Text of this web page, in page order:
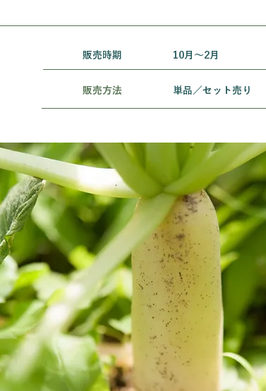
​販売時期 10月〜2月
販売方法 単品／セット売り